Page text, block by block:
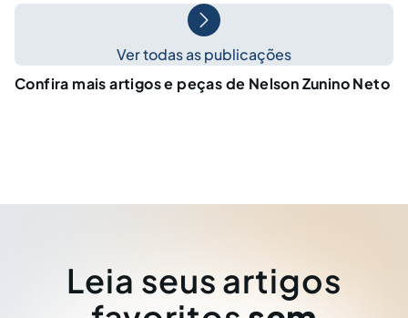
Ver todas as publicações
Confira mais artigos e peças de Nelson Zunino Neto
Leia seus artigos